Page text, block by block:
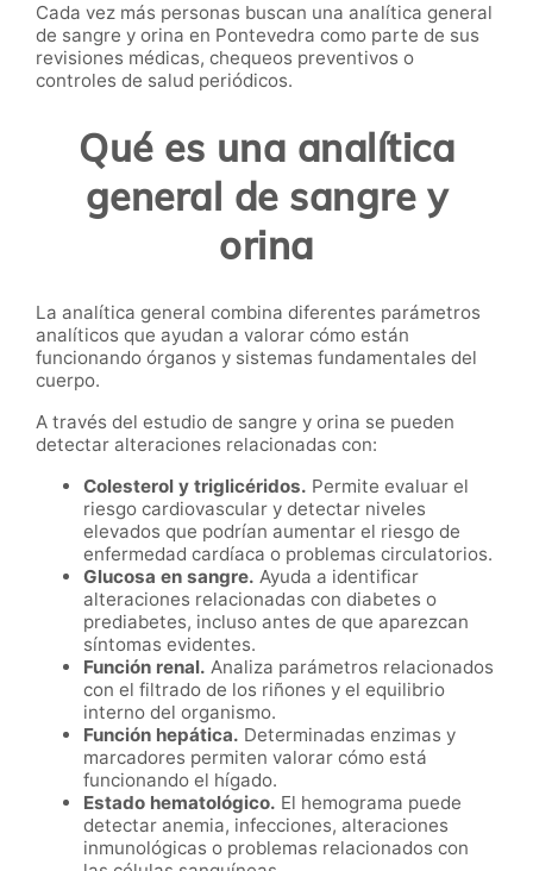
Cada vez más personas buscan una analítica general
de sangre y orina en Pontevedra como parte de sus
revisiones médicas, chequeos preventivos o
controles de salud periódicos.
Qué es una analítica
general de sangre y
orina
La analítica general combina diferentes parámetros
analíticos que ayudan a valorar cómo están
funcionando órganos y sistemas fundamentales del
cuerpo.
A través del estudio de sangre y orina se pueden
detectar alteraciones relacionadas con:
Colesterol y triglicéridos. Permite evaluar el
riesgo cardiovascular y detectar niveles
elevados que podrían aumentar el riesgo de
enfermedad cardíaca o problemas circulatorios.
Glucosa en sangre. Ayuda a identificar
alteraciones relacionadas con diabetes o
prediabetes, incluso antes de que aparezcan
síntomas evidentes.
Función renal. Analiza parámetros relacionados
con el filtrado de los riñones y el equilibrio
interno del organismo.
Función hepática. Determinadas enzimas y
marcadores permiten valorar cómo está
funcionando el hígado.
Estado hematológico. El hemograma puede
detectar anemia, infecciones, alteraciones
inmunológicas o problemas relacionados con